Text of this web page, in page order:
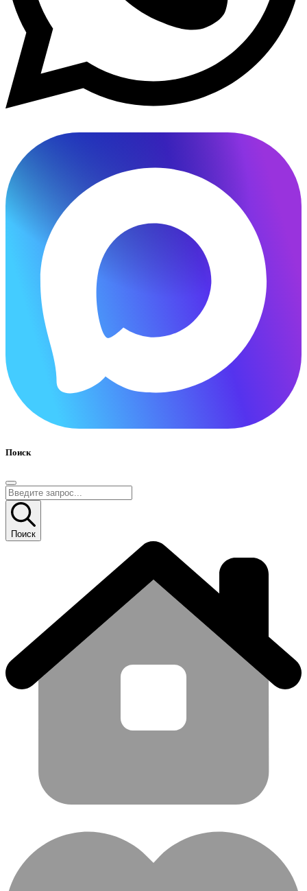
Поиск
Поиск